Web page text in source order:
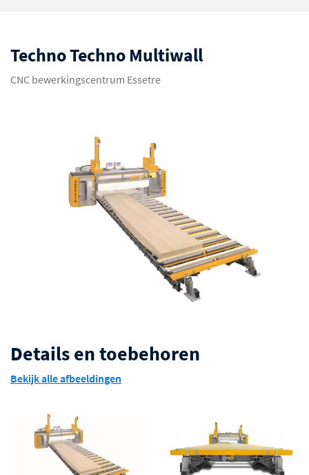
gereedschapsmagazijn .
Extra 5-assige zaagunit voor het zagen van wanden
vergrendelen.
Automatische groep voor nieten geïntegreerd op
de Z-as van de 5-assige spindel.
Balkenvergrendelingssysteem voor framewanden
bestaande uit pneumatische cups.
SIPS-paneel bewerkingstafel, compleet met
Tweede werkveld om in ‘non-stop’ cyclus te
Techno Techno Multiwall
CNC bewerkingscentrum Essetre
Details en toebehoren
Bekijk alle afbeeldingen